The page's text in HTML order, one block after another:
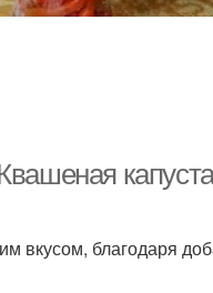
вкусом, благодаря